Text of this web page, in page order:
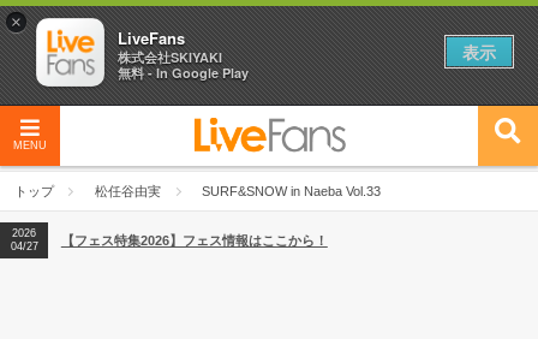
MENU
トップ 松任谷由実 SURF&SNOW in Naeba Vol.33
2026
04/27
2026
【ライブ動員ランキング】2026年上半期編発表！
2026
04/27
【フェス特集2026】フェス情報はここから！
×
LiveFans
株式会社SKIYAKI
無料 - In Google Play
表示